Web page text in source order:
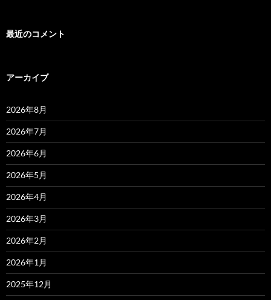
最近のコメント
アーカイブ
2026年8月
2026年7月
2026年6月
2026年5月
2026年4月
2026年3月
2026年2月
2026年1月
2025年12月